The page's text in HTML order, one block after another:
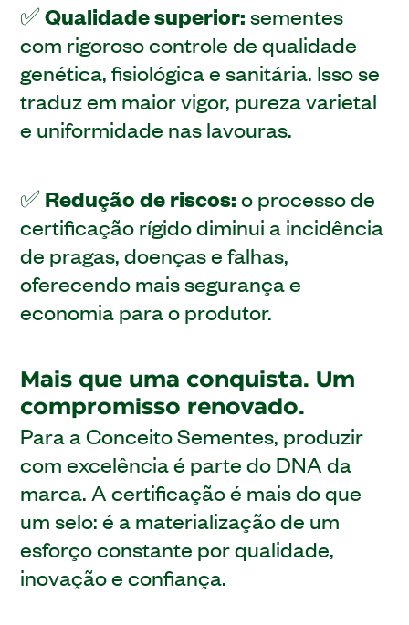
✅Qualidade superior: sementes
com rigoroso controle de qualidade
genética, fisiológica e sanitária. Isso se
traduz em maior vigor, pureza varietal
e uniformidade nas lavouras.
✅ Redução de riscos: o processo de
certificação rígido diminui a incidência
de pragas, doenças e falhas,
oferecendo mais segurança e
economia para o produtor.
Mais que uma conquista. Um
compromisso renovado.
Para a Conceito Sementes, produzir
com excelência é parte do DNA da
marca. A certificação é mais do que
um selo: é a materialização de um
esforço constante por qualidade,
inovação e confiança.